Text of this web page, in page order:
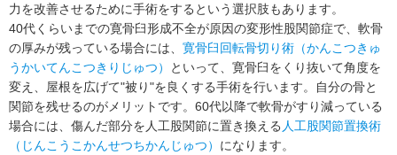
力を改善させるために手術をするという選択肢もあります。
40代くらいまでの寛骨臼形成不全が原因の変形性股関節症で、軟骨
の厚みが残っている場合には、 寛骨臼回転骨切り術（かんこつきゅ
うかいてんこつきりじゅつ）
といって、寛骨臼をくり抜いて角度を
変え、屋根を広げて"被り"を良くする手術を行います。自分の骨と
関節を残せるのがメリットです。60代以降で軟骨がすり減っている
場合には、傷んだ部分を人工股関節に置き換える 人工股関節置換術
（じんこうこかんせつちかんじゅつ） になります。